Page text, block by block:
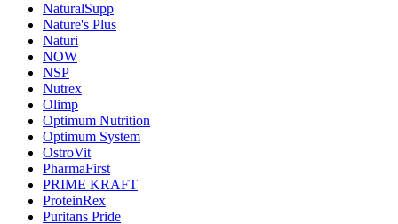
NaturalSupp
Nature's Plus
Naturi
NOW
NSP
Nutrex
Olimp
Optimum Nutrition
Optimum System
OstroVit
PharmaFirst
PRIME KRAFT
ProteinRex
Puritans Pride